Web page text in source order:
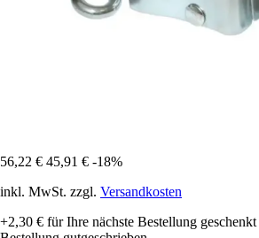
56,22 € 45,91 € -18%
inkl. MwSt. zzgl. Versandkosten
+2,30 € für Ihre nächste Bestellung geschenkt